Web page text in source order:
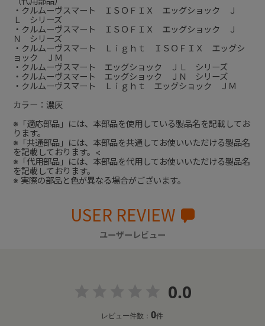
・クルムーヴスマート ＩＳＯＦＩＸ エッグショック Ｊ
Ｌ シリーズ
・クルムーヴスマート ＩＳＯＦＩＸ エッグショック Ｊ
Ｎ シリーズ
・クルムーヴスマート Ｌｉｇｈｔ ＩＳＯＦＩＸ エッグシ
ョック ＪＭ
・クルムーヴスマート エッグショック ＪＬ シリーズ
・クルムーヴスマート エッグショック ＪＮ シリーズ
・クルムーヴスマート Ｌｉｇｈｔ エッグショック ＪＭ
カラー：濃灰
※「適応部品」には、本部品を使用している製品名を記載してお
ります。
※「共通部品」には、本部品を共通してお使いいただける製品名
を記載しております。<
※「代用部品」には、本部品を代用してお使いいただける製品名
を記載しております。
※ 実際の部品と色が異なる場合がございます。
USER REVIEW
ユーザーレビュー
0.0
レビュー件数：0件